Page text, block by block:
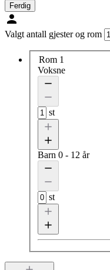
Ferdig
Valgt antall gjester og rom
Rom 1
Voksne
st
Barn 0 - 12 år
st